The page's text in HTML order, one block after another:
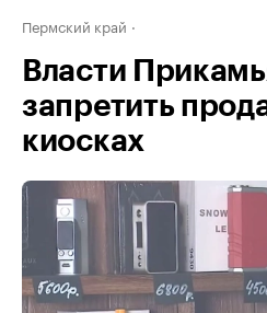
Пермский край
Власти
запретить
киосках